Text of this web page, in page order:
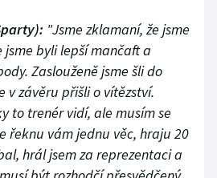
"Jsme zklamaní, že jsme
jsme byli lepší mančaft a
Zaslouženě jsme šli do
v závěru přišli o vítězství.
to trenér vidí, ale musím se
řeknu vám jednu věc, hraju 20
hrál jsem za reprezentaci a